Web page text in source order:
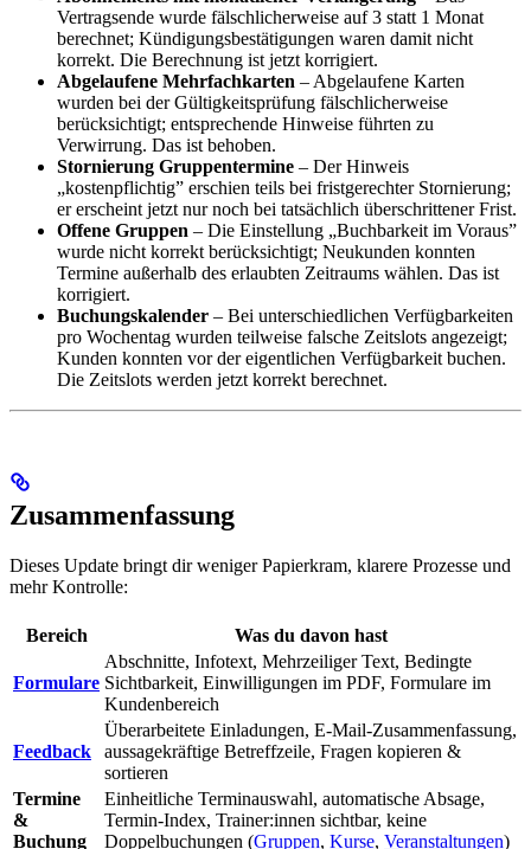
Vertragsende wurde fälschlicherweise auf 3 statt 1 Monat
berechnet; Kündigungsbestätigungen waren damit nicht
korrekt. Die Berechnung ist jetzt korrigiert.
Abgelaufene Mehrfachkarten – Abgelaufene Karten
wurden bei der Gültigkeitsprüfung fälschlicherweise
berücksichtigt; entsprechende Hinweise führten zu
Verwirrung. Das ist behoben.
Stornierung Gruppentermine – Der Hinweis
„kostenpflichtig” erschien teils bei fristgerechter Stornierung;
er erscheint jetzt nur noch bei tatsächlich überschrittener Frist.
Offene Gruppen – Die Einstellung „Buchbarkeit im Voraus”
wurde nicht korrekt berücksichtigt; Neukunden konnten
Termine außerhalb des erlaubten Zeitraums wählen. Das ist
korrigiert.
Buchungskalender – Bei unterschiedlichen Verfügbarkeiten
pro Wochentag wurden teilweise falsche Zeitslots angezeigt;
Kunden konnten vor der eigentlichen Verfügbarkeit buchen.
Die Zeitslots werden jetzt korrekt berechnet.
Zusammenfassung
Dieses Update bringt dir weniger Papierkram, klarere Prozesse und
mehr Kontrolle:
Bereich Was du davon hast
Formulare
Abschnitte, Infotext, Mehrzeiliger Text, Bedingte
Sichtbarkeit, Einwilligungen im PDF, Formulare im
Kundenbereich
Feedback
Überarbeitete Einladungen, E-Mail-Zusammenfassung,
aussagekräftige Betreffzeile, Fragen kopieren &
sortieren
Termine
&
Buchung
Einheitliche Terminauswahl, automatische Absage,
Termin-Index, Trainer:innen sichtbar, keine
Doppelbuchungen (Gruppen, Kurse, Veranstaltungen)